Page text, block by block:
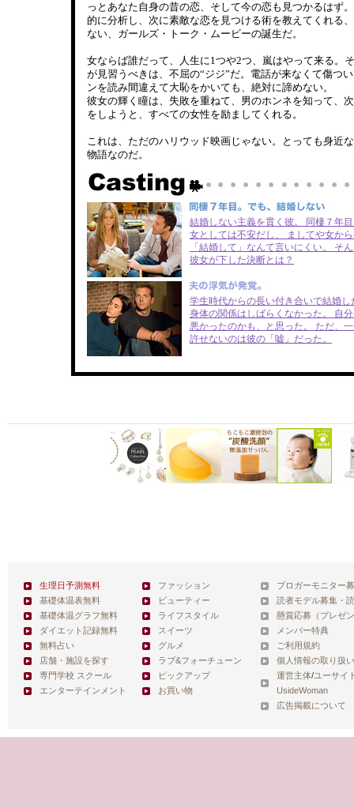
っとあなた自身の昔の恋、そして今の恋も見つかるはず
的に分析し、次に素敵な恋を見つける術を教えてくれる
ない、ガールズ・トーク・ムービーの誕生だ。
女ならば誰だって、人生に1つや2つ、嵐はやって来る。
が見習うべきは、不屈の“ジジ”だ。電話が来なくて傷つ
ンを読み間違えて大恥をかいても、絶対に諦めない。
彼女の輝く瞳は、失敗を重ねて、男のホンネを知って、
をしようと、すべての女性を励ましてくれる。
これは、ただのハリウッド映画じゃない。とっても身近
物語なのだ。
結婚しない主義を貫く彼。 同棲７年
女としては不安だし、 ましてや女か
「結婚して」なんて言いにくい。 そ
彼女が下した決断とは？
学生時代からの長い付き合いで結婚し
身体の関係はしばらくなかった。 自
悪かったのかも、と思った。 ただ、
許せないのは彼の「嘘」だった。
生理日予測無料
基礎体温表無料
基礎体温グラフ無料
ダイエット記録無料
無料占い
店舗・施設を探す
専門学校 スクール
エンターテインメント
ファッション
ビューティー
ライフスタイル
スイーツ
グルメ
ラブ&フォーチューン
ピックアップ
お買い物
ブロガーモニター
読者モデル募集・
懸賞応募（プレゼ
メンバー特典
ご利用規約
個人情報の取り扱
運営主体/ユーサイ
UsideWoman
広告掲載について